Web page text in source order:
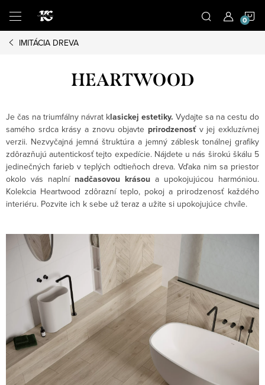
obsah
IMITÁCIA DREVA
HEARTWOOD
Je čas na triumfálny návrat klasickej estetiky. Vydajte sa na cestu do
samého srdca krásy a znovu objavte prirodzenosťv jej exkluzívnej
verzii. Nezvyčajná jemná štruktúra a jemný záblesk tonálnej grafiky
zdôrazňujú autentickosť tejto expedície. Nájdete u nás širokú škálu 5
jedinečných farieb v teplých odtieňoch dreva. Vďaka nim sa priestor
okolo vás naplní nadčasovou krásou a upokojujúcou harmóniou.
Kolekcia Heartwood zdôrazní teplo, pokoj a prirodzenosť každého
interiéru. Pozvite ich k sebe už teraz a užite si upokojujúce chvíle.